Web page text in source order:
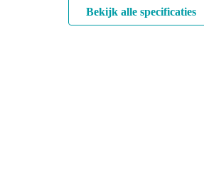
Bekijk alle specificaties